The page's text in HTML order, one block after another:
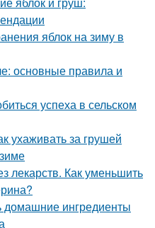
яблок на зиму в
основные правила и
успеха в сельском
ухаживать за грушей
лекарств. Как уменьшить
домашние ингредиенты